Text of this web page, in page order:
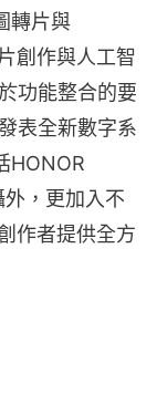
轉片與
創作與人工智
功能整合的要
表全新數字系
HONOR
，更加入不
作者提供全方